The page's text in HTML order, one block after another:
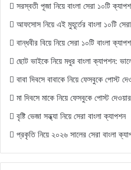
সরস্বতী পূজা নিয়ে বাংলা সেরা ১০টি
আফসোস নিয়ে এই মুহূর্তের বাংলা ১০টি
বান্ধবীর বিয়ে নিয়ে সেরা ১০টি বাংলা
ছোট ভাইকে নিয়ে মধুর বাংলা ক্যাপশন:
বাবা দিবসে বাবাকে নিয়ে ফেসবুকে পোস্ট
মা দিবসে মাকে নিয়ে ফেসবুকে পোস্ট
বৃষ্টি ভেজা সন্ধ্যা নিয়ে সেরা বাংলা ক্যাপশন
প্রকৃতি নিয়ে ২০২৬ সালের সেরা বাংলা